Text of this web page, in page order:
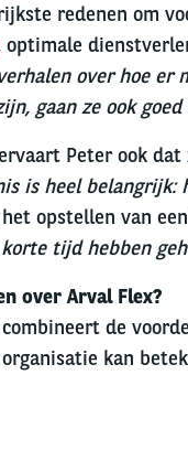
redenen om
optimale
over hoe er
gaan ze ook
Peter ook
is heel belangrijk:
opstellen van
tijd hebben
over Arval Flex?
de
kan